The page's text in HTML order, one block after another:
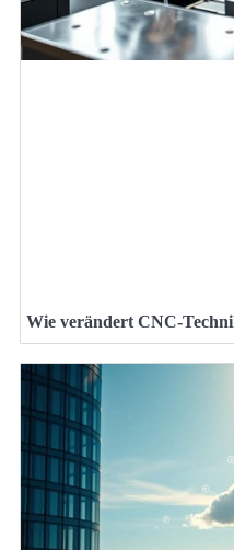
Wie verändert CNC-